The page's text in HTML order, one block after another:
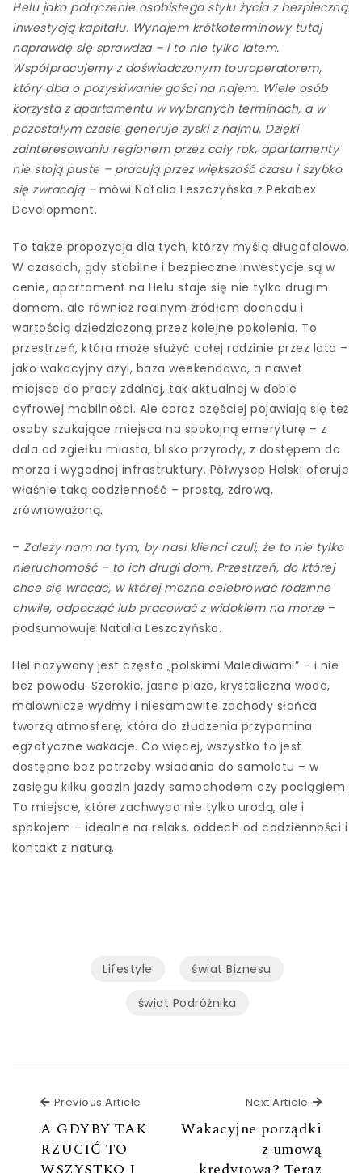
Helu jako połączenie osobistego stylu życia z bezpieczną
inwestycją kapitału. Wynajem krótkoterminowy tutaj
naprawdę się sprawdza – i to nie tylko latem.
Współpracujemy z doświadczonym touroperatorem,
który dba o pozyskiwanie gości na najem. Wiele osób
korzysta z apartamentu w wybranych terminach, a w
pozostałym czasie generuje zyski z najmu. Dzięki
zainteresowaniu regionem przez cały rok, apartamenty
nie stoją puste – pracują przez większość czasu i szybko
się zwracają – mówi Natalia Leszczyńska z Pekabex
Development.
To także propozycja dla tych, którzy myślą długofalowo.
W czasach, gdy stabilne i bezpieczne inwestycje są w
cenie, apartament na Helu staje się nie tylko drugim
domem, ale również realnym źródłem dochodu i
wartością dziedziczoną przez kolejne pokolenia. To
przestrzeń, która może służyć całej rodzinie przez lata –
jako wakacyjny azyl, baza weekendowa, a nawet
miejsce do pracy zdalnej, tak aktualnej w dobie
cyfrowej mobilności. Ale coraz częściej pojawiają się też
osoby szukające miejsca na spokojną emeryturę – z
dala od zgiełku miasta, blisko przyrody, z dostępem do
morza i wygodnej infrastruktury. Półwysep Helski oferuje
właśnie taką codzienność – prostą, zdrową,
zrównoważoną.
– Zależy nam na tym, by nasi klienci czuli, że to nie tylko
nieruchomość – to ich drugi dom. Przestrzeń, do której
chce się wracać, w której można celebrować rodzinne
chwile, odpocząć lub pracować z widokiem na morze–
podsumowuje Natalia Leszczyńska.
Hel nazywany jest często „polskimi Malediwami” – i nie
bez powodu. Szerokie, jasne plaże, krystaliczna woda,
malownicze wydmy i niesamowite zachody słońca
tworzą atmosferę, która do złudzenia przypomina
egzotyczne wakacje. Co więcej, wszystko to jest
dostępne bez potrzeby wsiadania do samolotu – w
zasięgu kilku godzin jazdy samochodem czy pociągiem.
To miejsce, które zachwyca nie tylko urodą, ale i
spokojem – idealne na relaks, oddech od codzienności i
kontakt z naturą.
Lifestyle świat Biznesu
świat Podróżnika
Previous Article
A GDYBY TAK
RZUCIĆ TO
Next Article Next
Wakacyjne porządki
z umową